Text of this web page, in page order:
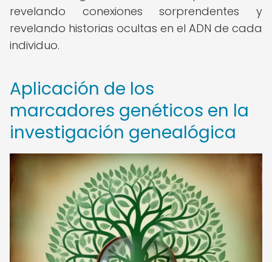
revelando conexiones sorprendentes y
revelando historias ocultas en el ADN de cada
individuo.
Aplicación de los
marcadores genéticos en la
investigación genealógica